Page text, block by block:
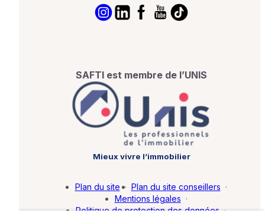
SAFTI est membre de l’UNIS
Mieux vivre l’immobilier
Plan du site · Plan du site conseillers ·
Mentions légales ·
Politique de protection des données ·